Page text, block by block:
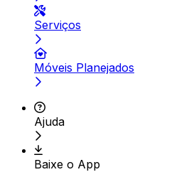
Serviços
Móveis Planejados
Ajuda
Baixe o App